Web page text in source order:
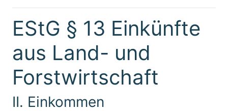
EStG § 13 Einkünfte
aus Land- und
Forstwirtschaft
II. Einkommen